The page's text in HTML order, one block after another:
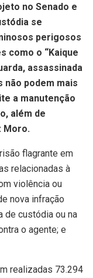
no Senado e
se
perigosos
como o “Kaique
assassinada
não podem mais
a manutenção
além de
Moro.
flagrante em
relacionadas à
violência ou
nova infração
de custódia ou na
o agente; e
realizadas 73.294